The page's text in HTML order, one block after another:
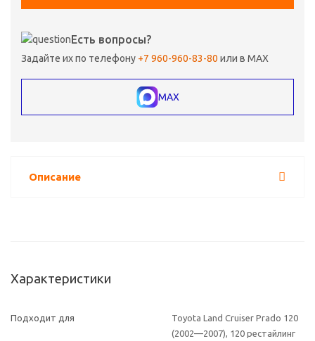
Есть вопросы?
Задайте их по телефону +7 960-960-83-80 или в MAX
MAX
Описание
Характеристики
Подходит для
Toyota Land Cruiser Prado 120
(2002—2007), 120 рестайлинг